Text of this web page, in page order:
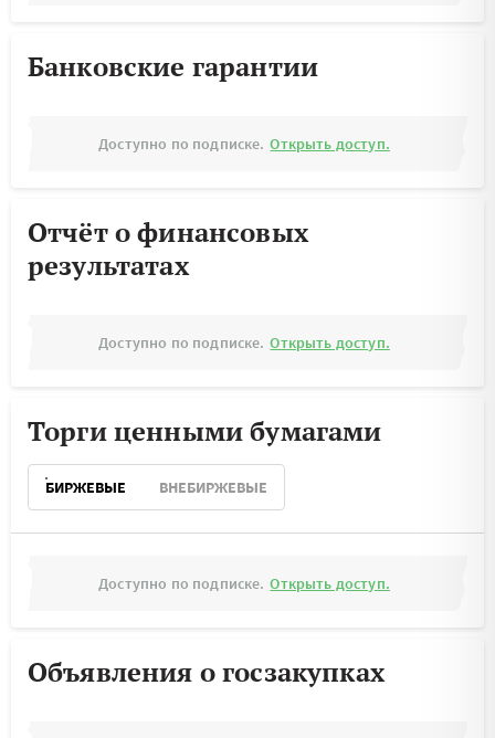
Банковские гарантии
Доступно по подписке. Открыть доступ.
Отчёт о финансовых
результатах
Доступно по подписке. Открыть доступ.
Торги ценными бумагами
БИРЖЕВЫЕ ВНЕБИРЖЕВЫЕ
Доступно по подписке. Открыть доступ.
Объявления о госзакупках